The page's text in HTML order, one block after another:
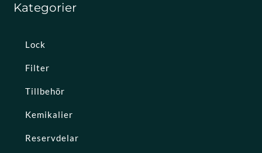
Kategorier
Lock
Filter
Tillbehör
Kemikalier
Reservdelar